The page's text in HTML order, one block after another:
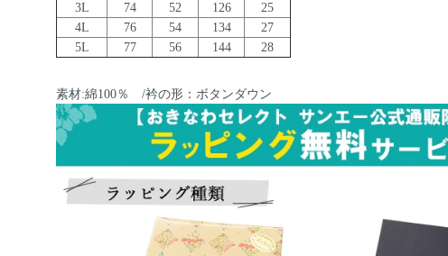
3L
74 52 126
25
4L
76 54 134
27
5L
77 56 144 28
素材:綿100％ /衿の形：ボタンダウン